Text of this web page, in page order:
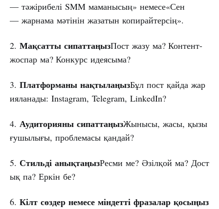
— тәжірибелі SMM маманысың» немесе«Сен
— жарнама мәтінін жазатын копирайтерсің».
2. Мақсатты сипаттаңызПост жазу ма? Контент-
жоспар ма? Конкурс идеясыма?
3. Платформаны нақтылаңызБұл пост қайда жар
ияланады: Instagram, Telegram, LinkedIn?
4. Аудиторияны сипаттаңызЖынысы, жасы, қызы
ғушылығы, проблемасы қандай?
5. Стильді анықтаңызРесми ме? Әзілқой ма? Дост
ық па? Еркін бе?
6. Кілт сөздер немесе міндетті фразалар қосыңыз